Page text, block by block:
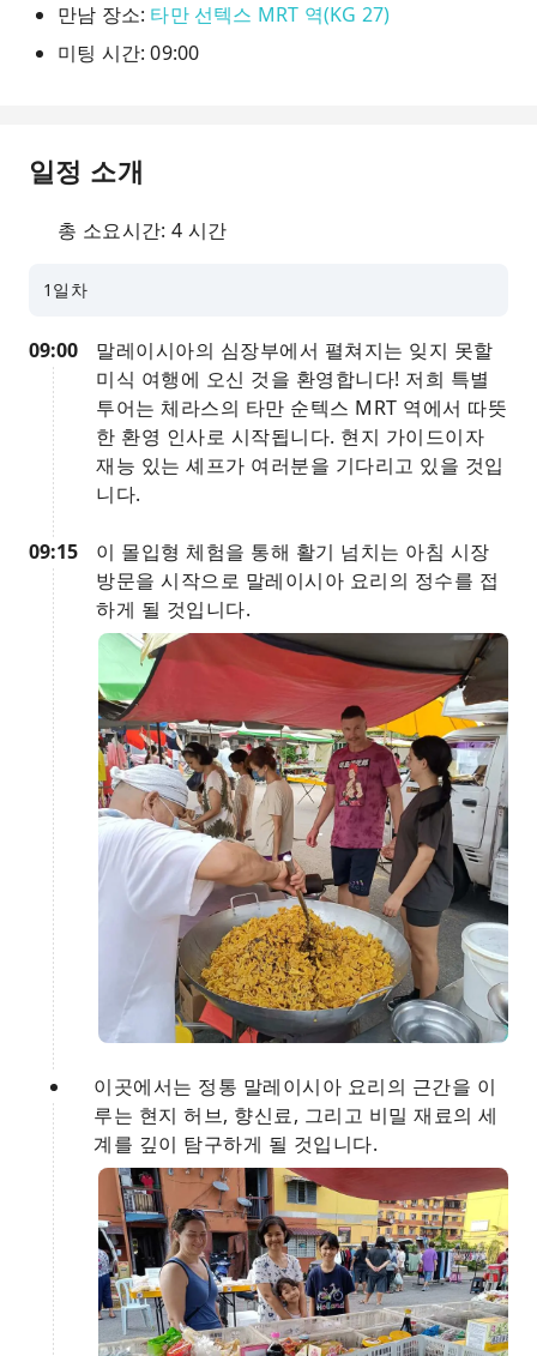
만남 장소: 타만 선텍스 MRT 역(KG 27)
미팅 시간: 09:00
일정 소개
총 소요시간: 4 시간
1일차
09:00
말레이시아의 심장부에서 펼쳐지는 잊지 못할
미식 여행에 오신 것을 환영합니다! 저희 특별
투어는 체라스의 타만 순텍스 MRT 역에서 따뜻
한 환영 인사로 시작됩니다. 현지 가이드이자
재능 있는 셰프가 여러분을 기다리고 있을 것입
니다.
09:15
이 몰입형 체험을 통해 활기 넘치는 아침 시장
방문을 시작으로 말레이시아 요리의 정수를 접
하게 될 것입니다.
이곳에서는 정통 말레이시아 요리의 근간을 이
루는 현지 허브, 향신료, 그리고 비밀 재료의 세
계를 깊이 탐구하게 될 것입니다.